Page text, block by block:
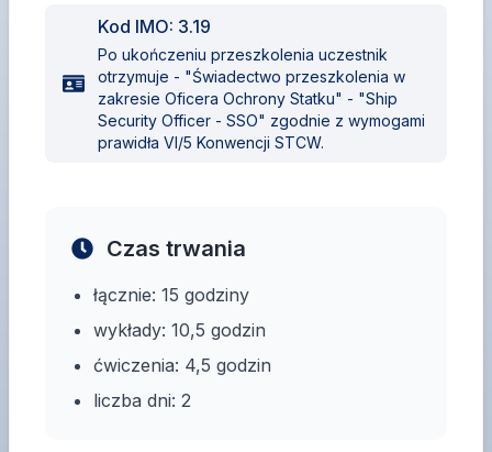
Kod IMO: 3.19
Po ukończeniu przeszkolenia uczestnik
otrzymuje - "Świadectwo przeszkolenia w
zakresie Oficera Ochrony Statku" - "Ship
Security Officer - SSO" zgodnie z wymogami
prawidła VI/5 Konwencji STCW.
Czas trwania
łącznie: 15 godziny
wykłady: 10,5 godzin
ćwiczenia: 4,5 godzin
liczba dni: 2